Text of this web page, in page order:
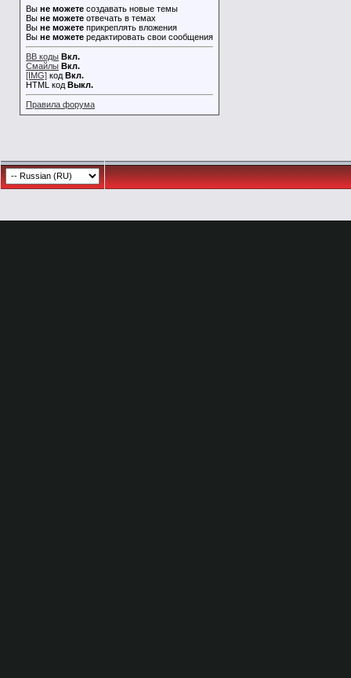
Вы не можете создавать новые темы
Вы не можете отвечать в темах
Вы не можете прикреплять вложения
Вы не можете редактировать свои сообщения
BB коды Вкл.
Смайлы Вкл.
[IMG] код Вкл.
HTML код Выкл.
Правила форума